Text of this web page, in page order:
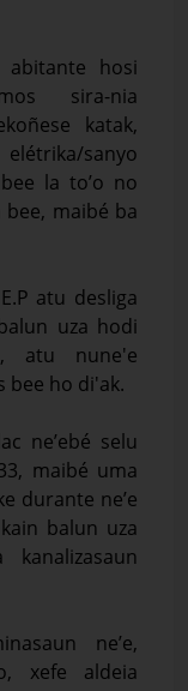
abitante hosi
sira-nia
katak,
sanyo
la to’o no
maibé ba
atu desliga
uza hodi
atu nune'e
bee ho di'ak.
ne’ebé selu
maibé uma
durante ne’e
balun uza
ne’e,
xefe aldeia